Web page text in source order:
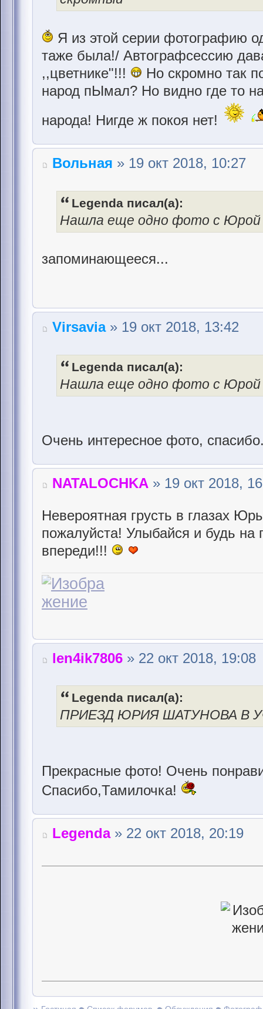
Я из этой серии фотографию
таже была!/ Автографсессию
,,цветнике"!!!
Но скромно так
народ пЫмал? Но видно где то
народа! Нигде ж покоя нет!
Вольная » 19 окт 2018, 10:27
Legenda писал(а):
Нашла еще одно фото с Юрой
запоминающееся...
Virsavia» 19 окт 2018, 13:42
Legenda писал(а):
Нашла еще одно фото с Юрой
Очень интересное фото,
NATALOCHKA » 19 окт 2018,
Невероятная грусть в глазах
пожалуйста! Улыбайся и будь на
впереди!!!
len4ik7806 » 22 окт 2018, 19:08
Legenda писал(а):
ПРИЕЗД ЮРИЯ ШАТУНОВА В
Прекрасные фото! Очень
Спасибо,Тамилочка!
Legenda» 22 окт 2018, 20:19